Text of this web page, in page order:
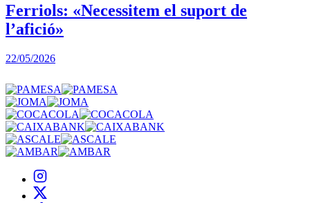
Ferriols: «Necessitem el suport de
l’afició»
22/05/2026